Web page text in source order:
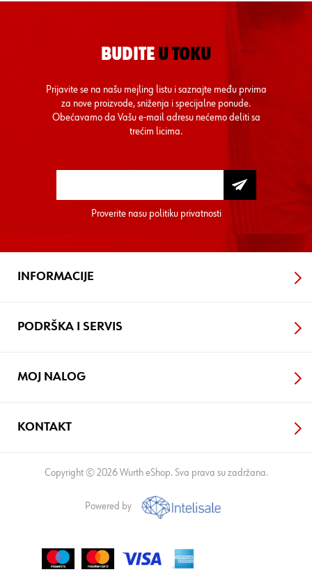
BUDITE U TOKU
Prijavite se na našu mejling listu i saznajte među prvima
za nove proizvode, sniženja i specijalne ponude.
Obećavamo da Vašu e-mail adresu nećemo deliti sa
trećim licima.
Proverite nasu politiku privatnosti
INFORMACIJE
PODRŠKA I SERVIS
MOJ NALOG
KONTAKT
Copyright © 2026 Wurth eShop. Sva prava su zadržana.
Powered by